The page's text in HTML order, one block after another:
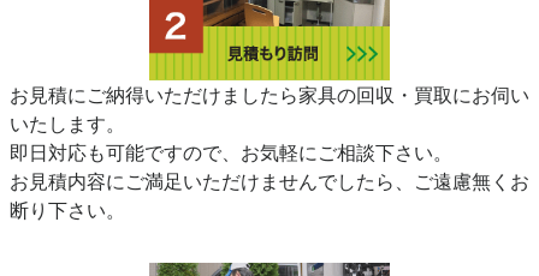
お見積にご納得いただけましたら家具の回収・買取にお伺い
いたします。
即日対応も可能ですので、お気軽にご相談下さい。
お見積内容にご満足いただけませんでしたら、ご遠慮無くお
断り下さい。